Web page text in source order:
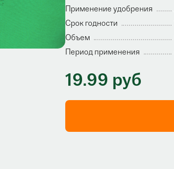
Применение удобрения
Срок годности
Объем
Период применения
19.99 руб